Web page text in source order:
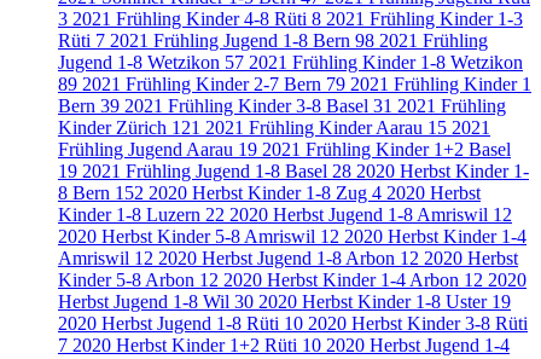
3 2021 Frühling Kinder 4-8 Rüti 8 2021 Frühling Kinder 1-3
Rüti 7 2021 Frühling Jugend 1-8 Bern 98 2021 Frühling
Jugend 1-8 Wetzikon 57 2021 Frühling Kinder 1-8 Wetzikon
89 2021 Frühling Kinder 2-7 Bern 79 2021 Frühling Kinder 1
Bern 39 2021 Frühling Kinder 3-8 Basel 31 2021 Frühling
Kinder Zürich 121 2021 Frühling Kinder Aarau 15 2021
Frühling Jugend Aarau 19 2021 Frühling Kinder 1+2 Basel
19 2021 Frühling Jugend 1-8 Basel 28 2020 Herbst Kinder 1-
8 Bern 152 2020 Herbst Kinder 1-8 Zug 4 2020 Herbst
Kinder 1-8 Luzern 22 2020 Herbst Jugend 1-8 Amriswil 12
2020 Herbst Kinder 5-8 Amriswil 12 2020 Herbst Kinder 1-4
Amriswil 12 2020 Herbst Jugend 1-8 Arbon 12 2020 Herbst
Kinder 5-8 Arbon 12 2020 Herbst Kinder 1-4 Arbon 12 2020
Herbst Jugend 1-8 Wil 30 2020 Herbst Kinder 1-8 Uster 19
2020 Herbst Jugend 1-8 Rüti 10 2020 Herbst Kinder 3-8 Rüti
7 2020 Herbst Kinder 1+2 Rüti 10 2020 Herbst Jugend 1-4